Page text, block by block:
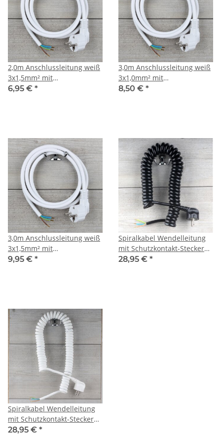
2,0m Anschlussleitung weiß
3x1,5mm² mit
Schutzkontakt-Stecker
6,95 € *
3,0m Anschlussleitung weiß
3x1,0mm² mit
Schutzkontakt-Stecker
8,50 € *
3,0m Anschlussleitung weiß
3x1,5mm² mit
Schutzkontakt-Stecker
9,95 € *
Spiralkabel Wendelleitung
mit Schutzkontakt-Stecker
schwarz 3-adrig 3x1,0 mm²
28,95 € *
Spiralkabel Wendelleitung
mit Schutzkontakt-Stecker
weiß 3-adrig 3x1,0 mm²
28,95 € *